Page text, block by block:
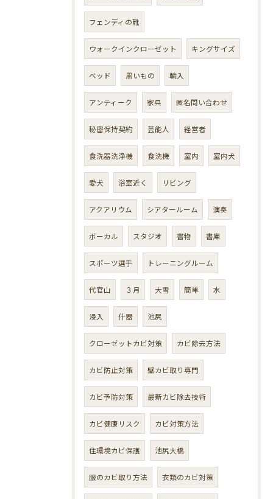
フェンディの靴
ウォークインクローゼット キングサイズ
ベッド 黒いもの 輸入
アンティーク 家具 匿名問い合わせ
秘密保持契約 芸能人 経営者
食洗器洗浄機 食洗機 室内 室内犬
愛犬 浴室近く リビング
アクアリウム シアタールーム 演奏
ボーカル スタジオ 書物 書庫
スポーツ選手 トレーニングルーム
代官山 ３月 大雪 簡単 水
浸入 什器 池尻
クローゼットカビ対策 カビ除去方法
カビ防止対策 壁カビ取り専門
カビ予防対策 最新カビ除去技術
カビ健康リスク カビ対策方法
住環境カビ保護 池尻大橋
服のカビ取り方法 衣類のカビ対策